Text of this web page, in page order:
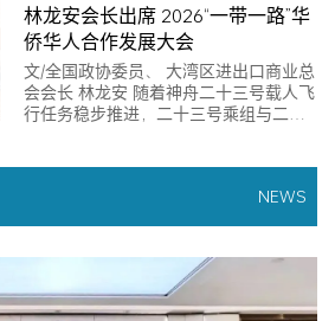
林龙安会长出席 2026“一带一路”华
侨华人合作发展大会
文/全国政协委员、 大湾区进出口商业总
会会长 林龙安 随着神舟二十三号载人飞
行任务稳步推进，二十三号乘组与二
NEWS